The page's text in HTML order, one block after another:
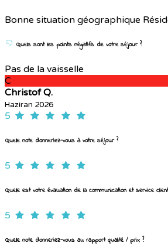
Bonne situation géographique
Quels sont les points négatifs de votre séjour ?
Pas de la vaisselle
C
Christof Q.
Haziran 2026
5
Quelle note donneriez-vous à votre séjour ?
5
Quelle est votre évaluation de la communication et service
5
Quelle note donneriez-vous au rapport qualité / prix ?